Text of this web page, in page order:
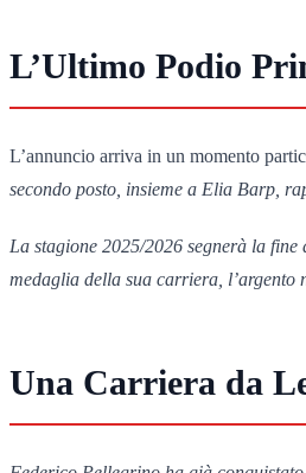
L’Ultimo Podio
L’annuncio arriva in un momento
secondo posto, insieme a Elia Barp,
La stagione 2025/2026 segnerà la
medaglia della sua carriera, l’argento
Una Carriera da